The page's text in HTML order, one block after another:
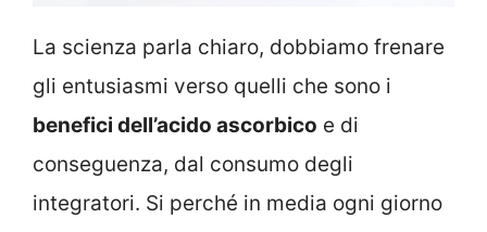
La scienza parla chiaro, dobbiamo frenare
gli entusiasmi verso quelli che sono i
benefici dell’acido ascorbico e di
conseguenza, dal consumo degli
integratori. Si perché in media ogni giorno